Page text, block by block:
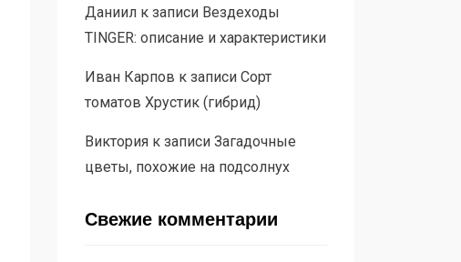
Даниилк записи Вездеходы
TINGER: описание и характеристики
Иван Карпов к записи Сорт
томатов Хрустик (гибрид)
Викторияк записи Загадочные
цветы, похожие на подсолнух
Свежие комментарии